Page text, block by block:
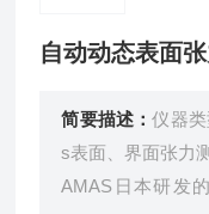
自动动态表面
简要描述：仪器
s表面、界面张力测定 经时变化 温控平台
AMAS日本研发的